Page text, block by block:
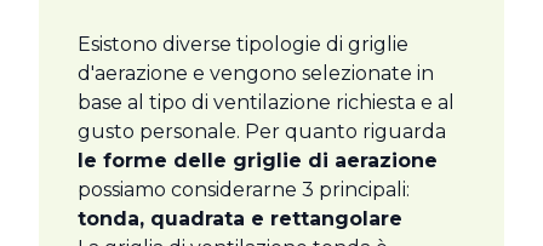
Esistono diverse tipologie di griglie
d'aerazione e vengono selezionate in
base al tipo di ventilazione richiesta e al
gusto personale. Per quanto riguarda
le forme delle griglie di aerazione
possiamo considerarne 3 principali:
tonda, quadrata e rettangolare